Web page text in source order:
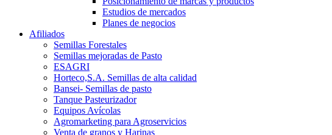
Estudios de mercados
Planes de negocios
Afiliados
Semillas Forestales
Semillas mejoradas de Pasto
ESAGRI
Horteco,S.A. Semillas de alta calidad
Bansei- Semillas de pasto
Tanque Pasteurizador
Equipos Avícolas
Agromarketing para Agroservicios
Venta de granos y Harinas